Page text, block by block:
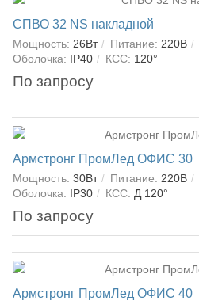
СПВО 32 NS накладной
Мощность: 26Вт Питание: 220В
Оболочка: IP40 КСС: 120°
По запросу
Армстронг ПромЛед ОФИС 30
Мощность: 30Вт Питание: 220В
Оболочка: IP30 КСС: Д 120°
По запросу
Армстронг ПромЛед ОФИС 40